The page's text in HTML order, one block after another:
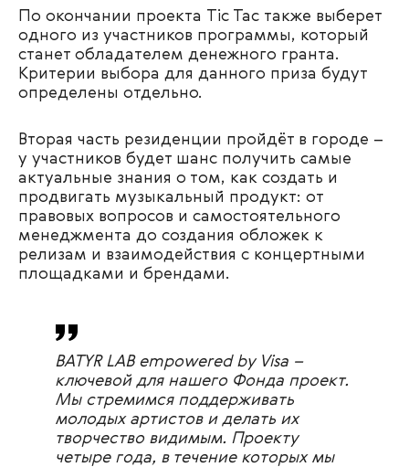
По окончании проекта Tic Tac также выберет
одного из участников программы, который
станет обладателем денежного гранта.
Критерии выбора для данного приза будут
определены отдельно.
Вторая часть резиденции пройдёт в городе –
у участников будет шанс получить самые
актуальные знания о том, как создать и
продвигать музыкальный продукт: от
правовых вопросов и самостоятельного
менеджмента до создания обложек к
релизам и взаимодействия с концертными
площадками и брендами.
BATYR LAB empowered by Visa –
ключевой для нашего Фонда проект.
Мы стремимся поддерживать
молодых артистов и делать их
творчество видимым. Проекту
четыре года, в течение которых мы